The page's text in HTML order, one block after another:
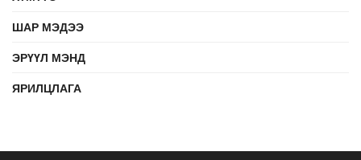
ШАР МЭДЭЭ
ЭРҮҮЛ МЭНД
ЯРИЛЦЛАГА